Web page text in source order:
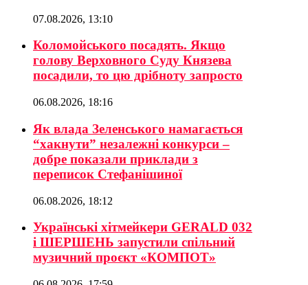
07.08.2026, 13:10
Коломойського посадять. Якщо
голову Верховного Суду Князева
посадили, то цю дрібноту запросто
06.08.2026, 18:16
Як влада Зеленського намагається
“хакнути” незалежні конкурси –
добре показали приклади з
переписок Стефанішиної
06.08.2026, 18:12
Українські хітмейкери GERALD 032
і ШЕРШЕНЬ запустили спільний
музичний проєкт «КОМПОТ»